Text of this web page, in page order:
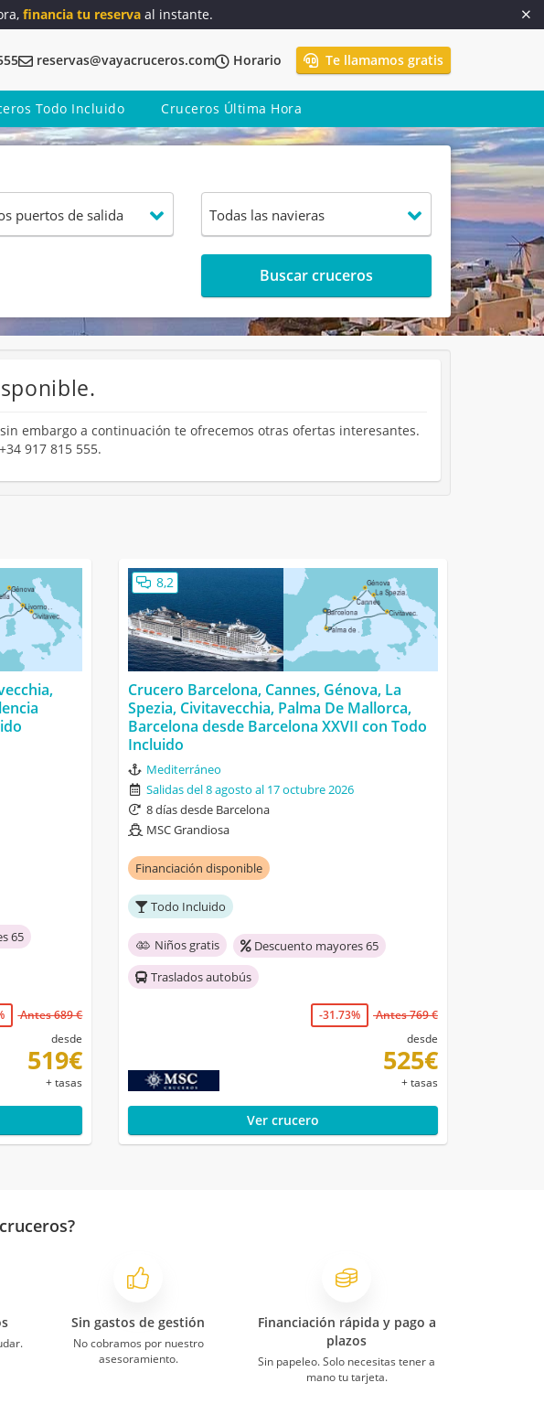
financia tu reserva al instante.
reservas@vayacruceros.com Horario Te llamamos gratis
Todo Incluido Cruceros Última Hora
Buscar cruceros
embargo a continuación te ofrecemos otras ofertas interesantes.
917 815 555.
65
Antes 689 €
desde
519€
+ tasas
8,2
Crucero Barcelona, Cannes, Génova, La
Spezia, Civitavecchia, Palma De Mallorca,
Barcelona desde Barcelona XXVII con Todo
Incluido
Mediterráneo
Salidas del 8 agosto al 17 octubre 2026
8 días desde Barcelona
MSC Grandiosa
Financiación disponible
Todo Incluido
Niños gratis
Descuento mayores 65
Traslados autobús
-31.73%
Antes 769 €
desde
525€
+ tasas
Ver crucero
Sin gastos de gestión
No cobramos por nuestro
asesoramiento.
Financiación rápida y pago a
plazos
Sin papeleo. Solo necesitas tener a
mano tu tarjeta.